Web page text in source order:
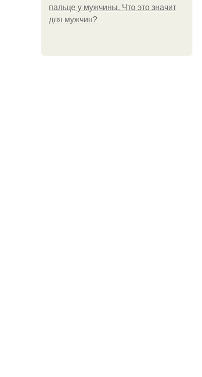
пальце у мужчины. Что это значит
для мужчин?